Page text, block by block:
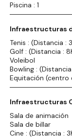
Piscina : 1
Infraestructuras
Tenis : (Distancia :
Golf : (Distancia :
Voleibol
Bowling :
Equitación (centro
Infraestructuras
Sala de animación
Sala de billar
Cine : (Distancia :